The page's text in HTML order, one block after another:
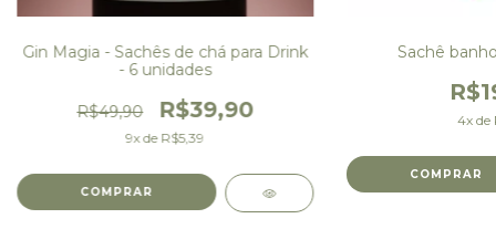
Gin Magia - Sachês de chá para Drink
- 6 unidades
R$49,90 R$39,90
9x de R$5,39
Sachê
4x de